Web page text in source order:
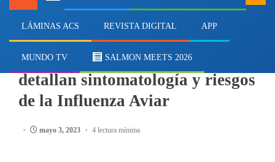
LÁMINAS ACS REVISTA DIGITAL APP
MUNDO TV SALMON MEETS 2026
Mevea junto a autoridades
detallan sintomatología y riesgos
de la Influenza Aviar
mayo 3, 2023 4 lectura mínima